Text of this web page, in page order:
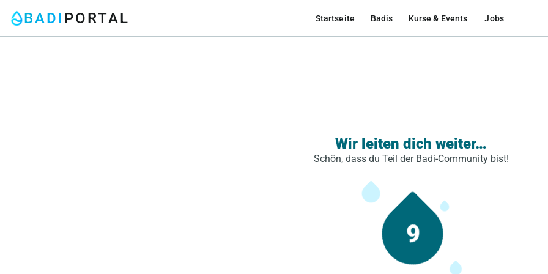
BADI PORTAL Startseite Badis Kurse & Events Jobs
Wir leiten dich weiter…
Schön, dass du Teil der Badi-Community bist!
9